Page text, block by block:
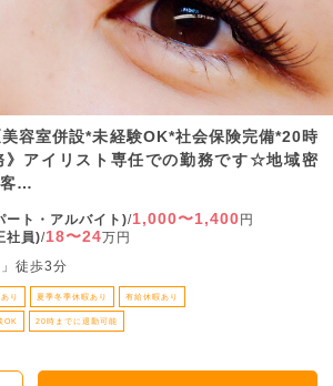
美容室併設*未経験OK*社会保険完備*20時
》アイリスト専任での勤務です☆地域密
客…
ート・アルバイト)/1,000〜1,400円
社員)/18〜24万円
徒歩3分
り 夏季冬季休暇あり 有給休暇あり
OK 20時までに退勤可能